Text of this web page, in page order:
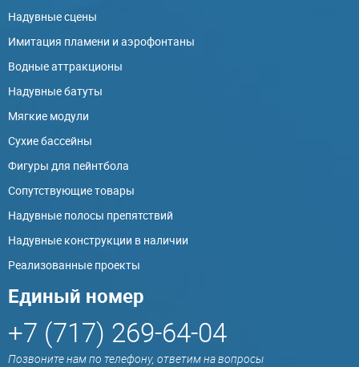
Надувные сцены
Имитация пламени и аэрофонтаны
Водные аттракционы
Надувные батуты
Мягкие модули
Сухие бассейны
Фигуры для пейнтбола
Сопутствующие товары
Надувные полосы препятствий
Надувные конструкции в наличии
Реализованные проекты
Единый номер
+7 (717) 269-64-04
Позвоните нам по телефону, ответим на вопросы